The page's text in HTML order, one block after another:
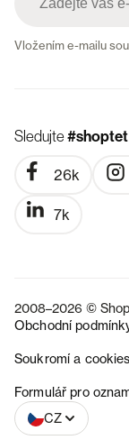
Vložením e-mailu
Sledujte#shoptet
26k
7k
2008–2026 ©
Obchodní
Soukromí a cookies
Formulář pro
CZ